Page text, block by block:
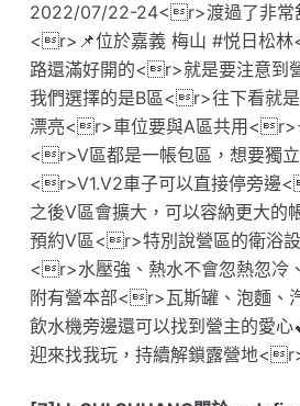
2022/07/22-24<r>渡過了非常
<r>📌位於嘉義 梅山 #悦日松
路還滿好開的<r>就是要注意到
我們選擇的是B區<r>往下看就
漂亮<r>車位要與A區共用
<r>V區都是一帳包區，想要獨
<r>V1.V2車子可以直接停旁邊
之後V區會擴大，可以容納更大的
預約V區<r>特別說營區的衛浴
<r>水壓強、熱水不會忽熱忽冷
附有營本部<r>瓦斯罐、泡麵、
飲水機旁邊還可以找到營主的愛
迎來找我玩，持續解鎖露營地